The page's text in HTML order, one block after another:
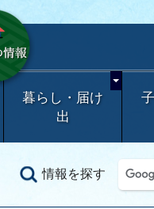
暮らし・届け
出
情報を探す